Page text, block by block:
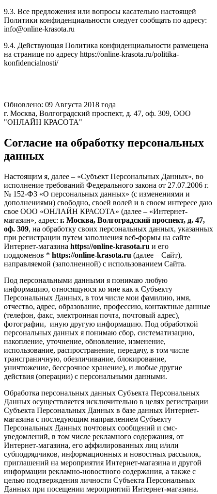
9.3. Все предложения или вопросы касательно настоящей
Политики конфиденциальности следует сообщать по адресу:
info@online-krasota.ru
9.4. Действующая Политика конфиденциальности размещена
на странице по адресу https://online-krasota.ru/politika-
konfidencialnosti/
Обновлено: 09 Августа 2018 года
г. Москва, Волгоградский проспект, д. 47, оф. 309, ООО
"ОНЛАЙН КРАСОТА"
Согласие на обработку персональных
данных
Настоящим я, далее – «Субъект Персональных Данных», во
исполнение требований Федерального закона от 27.07.2006 г.
№ 152-ФЗ «О персональных данных» (с изменениями и
дополнениями) свободно, своей волей и в своем интересе даю
свое ООО «ОНЛАЙН КРАСОТА» (далее – «Интернет-
магазин», адрес: г. Москва, Волгоградский проспект, д. 47,
оф. 309, на обработку своих персональных данных, указанных
при регистрации путем заполнения веб-формы на сайте
Интернет-магазина https://online-krasota.ru и его
поддоменов * https://online-krasota.ru (далее – Сайт),
направляемой (заполненной) с использованием Сайта.
Под персональными данными я понимаю любую
информацию, относящуюся ко мне как к Субъекту
Персональных Данных, в том числе мои фамилию, имя,
отчество, адрес, образование, профессию, контактные данные
(телефон, факс, электронная почта, почтовый адрес),
фотографии, иную другую информацию. Под обработкой
персональных данных я понимаю сбор, систематизацию,
накопление, уточнение, обновление, изменение,
использование, распространение, передачу, в том числе
трансграничную, обезличивание, блокирование,
уничтожение, бессрочное хранение), и любые другие
действия (операции) с персональными данными.
Обработка персональных данных Субъекта Персональных
Данных осуществляется исключительно в целях регистрации
Субъекта Персональных Данных в базе данных Интернет-
магазина с последующим направлением Субъекту
Персональных Данных почтовых сообщений и смс-
уведомлений, в том числе рекламного содержания, от
Интернет-магазина, его аффилированных лиц и/или
субподрядчиков, информационных и новостных рассылок,
приглашений на мероприятия Интернет-магазина и другой
информации рекламно-новостного содержания, а также с
целью подтверждения личности Субъекта Персональных
Данных при посещении мероприятий Интернет-магазина.